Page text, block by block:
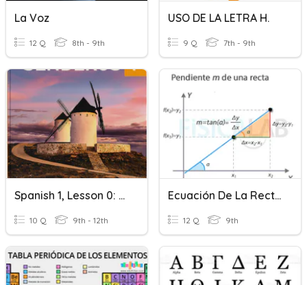
La Voz
12 Q 8th - 9th
USO DE LA LETRA H.
9 Q 7th - 9th
Spanish 1, Lesson 0: Alfabeto: ¿qué Letra Es?
10 Q 9th - 12th
Ecuación De La Recta Y Parábolas.
12 Q 9th